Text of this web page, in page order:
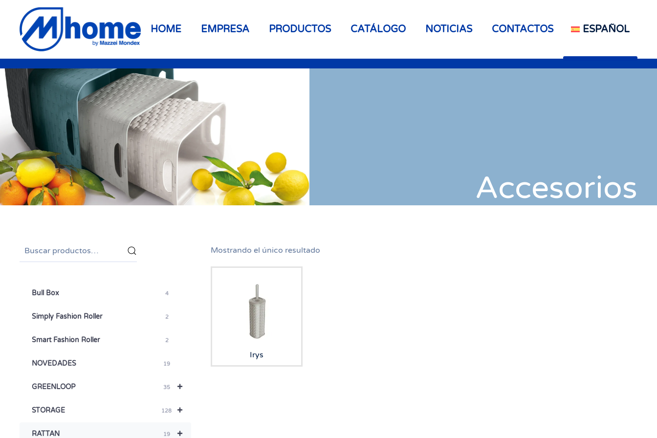
Ir al contenido principal HOME EMPRESA PRODUCTOS CATÁLOGO NOTICIAS CONTACTOS ESPAÑOL
Accesorios
Bull Box 4
Simply Fashion Roller 2
Smart Fashion Roller 2
NOVEDADES 19
+
GREENLOOP 35
+
STORAGE 128
+
RATTAN 19
Mostrando el único resultado
Irys